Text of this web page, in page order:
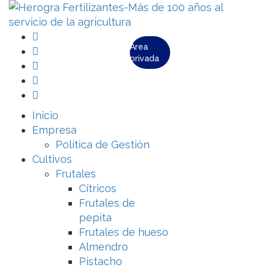
Área
privada
Inicio
Empresa
Política de Gestión
Cultivos
Frutales
Cítricos
Frutales de
pepita
Frutales de hueso
Almendro
Pistacho